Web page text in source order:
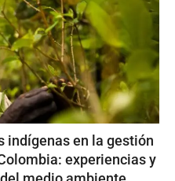
indígenas en la gestión
experiencias y